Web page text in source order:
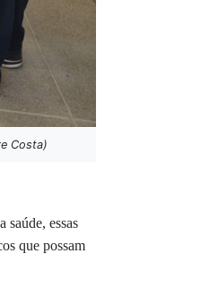
Costa)
saúde, essas
que possam